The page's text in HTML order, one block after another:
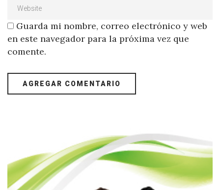
Guarda mi nombre, correo electrónico y web
en este navegador para la próxima vez que
comente.